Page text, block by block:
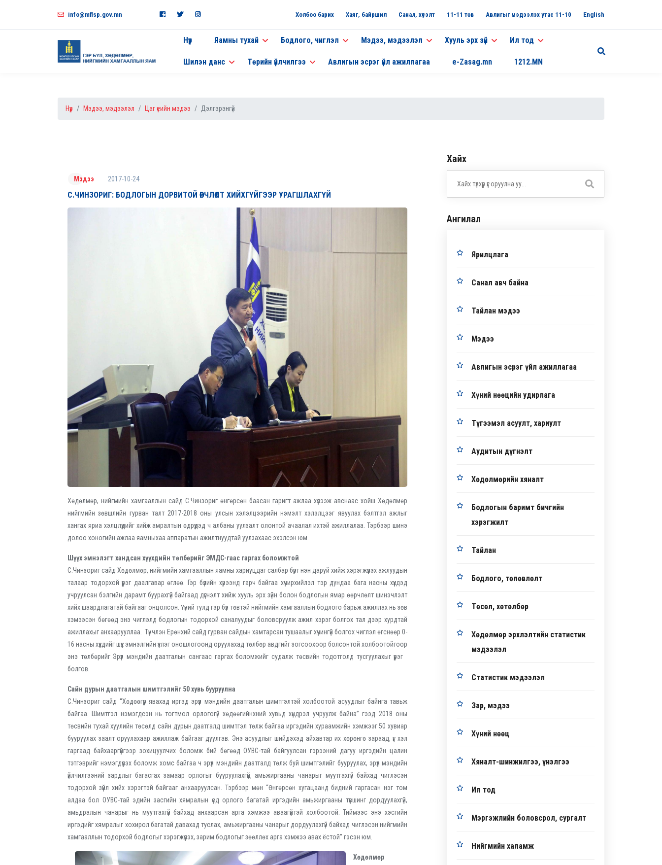
info@mflsp.gov.mn Холбоо барих Хаяг, байршил Санал, хүсэлт 11-11 төв Авлигыг мэдээлэх утас 11-10 English
Нүүр Яамны тухай Бодлого, чиглэл Мэдээ, мэдээлэл Хууль эрх зүй Ил тод
Шилэн данс Төрийн үйлчилгээ Авлигын эсрэг үйл ажиллагаа e-Zasag.mn 1212.MN
Нүүр Мэдээ, мэдээлэл Цаг үеийн мэдээ Дэлгэрэнгүй
Мэдээ 2017-10-24
С.ЧИНЗОРИГ: БОДЛОГЫН ДОРВИТОЙ ӨӨРЧЛӨЛТ ХИЙХГҮЙГЭЭР УРАГШЛАХГҮЙ
Хөдөлмөр, нийгмийн хамгааллын сайд С.Чинзориг өнгөрсөн баасан гаригт ажлаа хүлээж авснаас хойш Хөдөлмөр
нийгмийн зөвшлийн гурван талт 2017-2018 оны улсын хэлэлцээрийн нэмэлт хэлэлцээг явуулах бэлтгэл ажлыг
хангах яриа хэлцлүүдийг хийж амралтын өдрүүдэд ч албаны уулзалт олонтой ачаалал ихтэй ажиллалаа. Тэрбээр шинэ
долоо хоногийн ажлаа яамныхаа аппаратын ажилтнуудтай уулзахаас эхэлсэн юм.
Шүүх эмнэлэгт хандсан хүүхдийн төлбөрийг ЭМДС-гаас гаргах боломжтой
С.Чинзориг сайд Хөдөлмөр, нийгмийн хамгааллын яамны хариуцдаг салбар бүрт нэн даруй хийж хэрэгжүүлэх ажлуудын
талаар тодорхой үүрэг даалгавар өглөө. Гэр бүлийн хүрээнд гарч байгаа хүчирхийлэл тэр дундаа бага насны хүүхдэд
учруулсан бэлгийн дарамт буурахгүй байгаад дүгнэлт хийж хууль эрх зүйн болон бодлогын ямар өөрчлөлт шинэчлэлт
хийх шаардлагатай байгааг онцолсон. Үүний тулд гэр бүл төвтэй нийгмийн хамгааллын бодлого барьж ажиллах нь зөв
хэмээсэн бөгөөд энэ чиглэлд бодлогын тодорхой саналуудыг боловсруулж ажил хэрэг болгох тал дээр хурдтай
ажиллахыг анхаарууллаа. Түүнчлэн Ерөнхий сайд гурван сайдын хамтарсан тушаалыг хүчингүй болгох чиглэл өгснөөр 0-
16 насны хүүхдийг шүүх эмнэлгийн үзлэг оношлогоонд оруулахад төлбөр авдгийг зогсоохоор болсонтой холбоотойгоор
энэ төлбөрийг Эрүүл мэндийн даатгалын сангаас гаргах боломжийг судалж төсвийн тодотголд тусгуулахыг үүрэг
болгов.
Сайн дурын даатгалын шимтгэлийг 50 хувь бууруулна
С.Чинзориг сайд “Хөдөөгүүр явахад иргэд эрүүл мэндийн даатгалын шимтгэлтэй холбоотой асуудлыг байнга тавьж
байгаа. Шимтгэл нэмэгдсэн нь тогтмол орлогогүй хөдөөгийнхний хувьд хүндрэл учруулж байна” гээд 2018 оны
төсвийн тухай хуулийн төсөлд сайн дурын даатгалд шимтгэл төлж байгаа иргэдийн хураамжийн хэмжээг 50 хувиар
бууруулах заалт оруулахаар ажиллаж байгааг дуулгав. Энэ асуудлыг шийдэхэд айхавтар их хөрөнгө зараад, үг хэл
гаргаад байхааргүйгээр зохицуулчих боломж бий бөгөөд ОУВС-тай байгуулсан гэрээний дагуу иргэдийн цалин
тэтгэврийг нэмэгдүүлэх боломж хомс байгаа ч эрүүл мэндийн даатгалд төлж буй шимтгэлийг бууруулах, эрүүл мэндийн
үйлчилгээний зардлыг багасгах замаар орлогыг бууруулахгүй, амьжиргааны чанарыг муутгахгүй байхад чиглэсэн
тодорхой зүйл хийх хэрэгтэй байгааг анхааруулсан. Тэрбээр мөн “Өнгөрсөн хугацаанд бидний гаргасан нэг том
алдаа бол ОУВС-тай эдийн засгийн хямралын үед орлого багатай иргэдийн амьжиргааны түвшинг дордуулахгүй,
амьдралын чанарыг нь муутгахгүй байхад анхаарсан арга хэмжээ аваагүйтэй холбоотой. Тиймээс энэ хэсгийн
иргэдийг хямралыг хохирол багатай давахад туслах, амьжиргааны чанарыг дордуулахгүй байхад чиглэсэн нийгмийн
хамгааллын тодорхой бодлогыг хэрэгжүүлэх, зарим бодлогыг зөөллөх арга хэмжээ авах ёстой” гэсэн юм.
Хөдөлмөр
Хайх
Ангилал
Ярилцлага
Санал авч байна
Тайлан мэдээ
Мэдээ
Авлигын эсрэг үйл ажиллагаа
Хүний нөөцийн удирлага
Түгээмэл асуулт, хариулт
Аудитын дүгнэлт
Хөдөлмөрийн хяналт
Бодлогын баримт бичгийн
хэрэгжилт
Тайлан
Бодлого, төлөвлөлт
Төсөл, хөтөлбөр
Хөдөлмөр эрхлэлтийн статистик
мэдээлэл
Статистик мэдээлэл
Зар, мэдээ
Хүний нөөц
Хяналт-шинжилгээ, үнэлгээ
Ил тод
Мэргэжлийн боловсрол, сургалт
Нийгмийн халамж